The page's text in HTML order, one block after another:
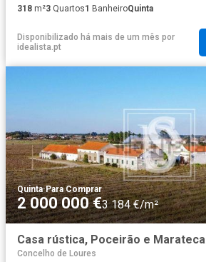
318 m²3 Quartos1 BanheiroQuinta
Disponibilizado há mais de um mês por
idealista.pt
Quinta·Para Comprar
2 000 000 €3 184 €/m²
Casa rústica, Poceirão e Marateca
Concelho de Loures